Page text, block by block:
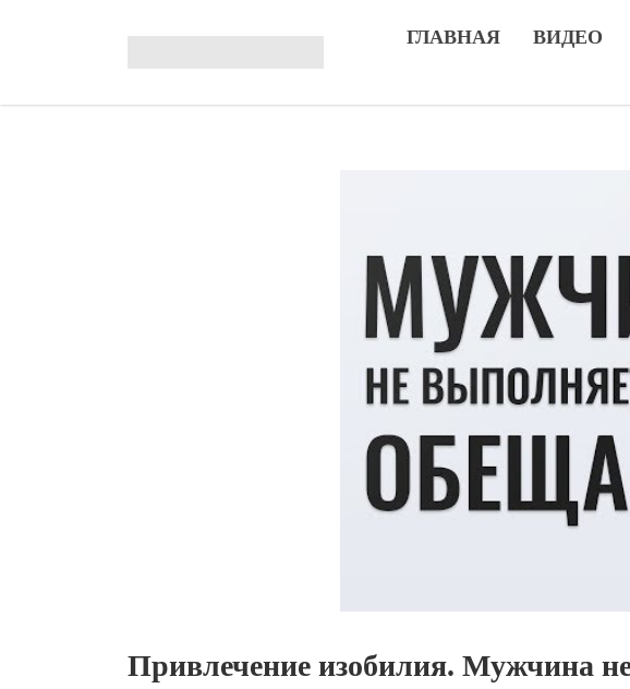
ГЛАВНАЯ ВИДЕО
Привлечение изобилия. Мужчина